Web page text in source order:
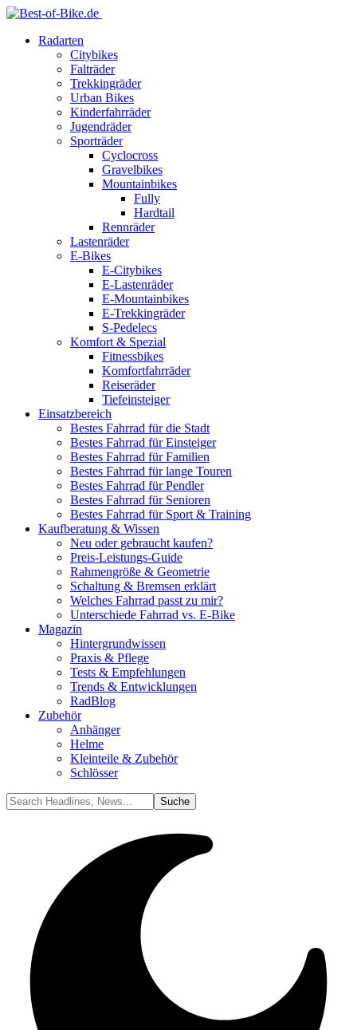
Radarten
Citybikes
Falträder
Trekkingräder
Urban Bikes
Kinderfahrräder
Jugendräder
Sporträder
Cyclocross
Gravelbikes
Mountainbikes
Fully
Hardtail
Rennräder
Lastenräder
E-Bikes
E-Citybikes
E-Lastenräder
E-Mountainbikes
E-Trekkingräder
S-Pedelecs
Komfort & Spezial
Fitnessbikes
Komfortfahrräder
Reiseräder
Tiefeinsteiger
Einsatzbereich
Bestes Fahrrad für die Stadt
Bestes Fahrrad für Einsteiger
Bestes Fahrrad für Familien
Bestes Fahrrad für lange Touren
Bestes Fahrrad für Pendler
Bestes Fahrrad für Senioren
Bestes Fahrrad für Sport & Training
Kaufberatung & Wissen
Neu oder gebraucht kaufen?
Preis-Leistungs-Guide
Rahmengröße & Geometrie
Schaltung & Bremsen erklärt
Welches Fahrrad passt zu mir?
Unterschiede Fahrrad vs. E-Bike
Magazin
Hintergrundwissen
Praxis & Pflege
Tests & Empfehlungen
Trends & Entwicklungen
RadBlog
Zubehör
Anhänger
Helme
Kleinteile & Zubehör
Schlösser